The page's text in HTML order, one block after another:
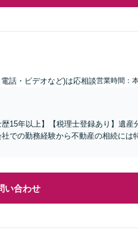
話・ビデオなど)は応相談営業時間：
15年以上】【税理士登録あり】遺産
での勤務経験から不動産の相続には
い合わせ